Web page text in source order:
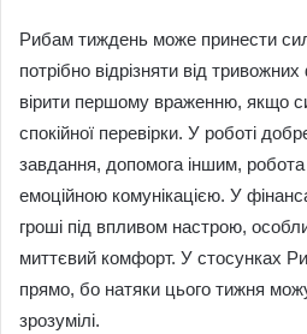
Рибам тиждень може принести
потрібно відрізняти від
вірити першому враженню, якщо
спокійної перевірки. У роботі
завдання, допомога іншим,
емоційною комунікацією. У
гроші під впливом настрою,
миттєвий комфорт. У стосунках
прямо, бо натяки цього тижня
зрозумілі.